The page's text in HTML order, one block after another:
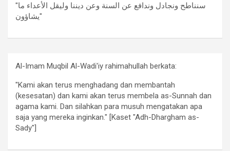
"سنناطح ونجادل وندافع عن السنة وعن ديننا وليقل الأعداء ما
يشاؤون"
Al-Imam Muqbil Al-Wadi'iy rahimahullah berkata:
"Kami akan terus menghadang dan membantah
(kesesatan) dan kami akan terus membela as-Sunnah dan
agama kami. Dan silahkan para musuh mengatakan apa
saja yang mereka inginkan." [Kaset "Adh-Dhargham as-
Sady"]